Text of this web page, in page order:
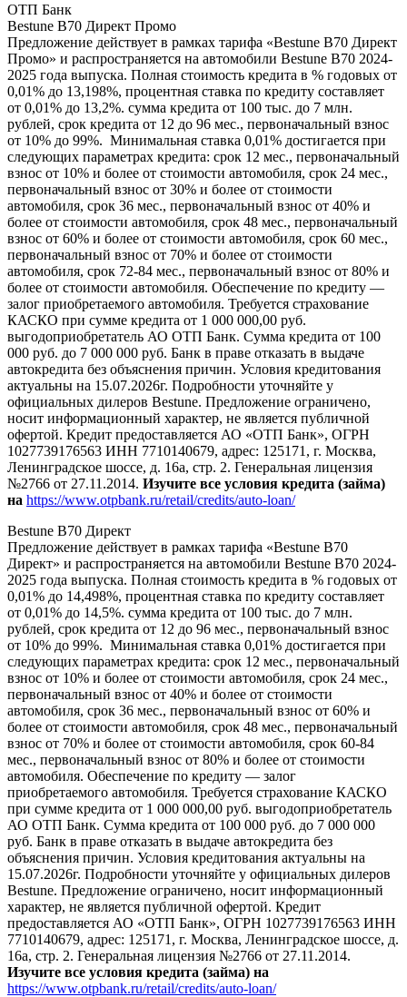
ОТП Банк
Bestune B70 Директ Промо
Предложение действует в рамках тарифа «Bestune B70 Директ
Промо» и распространяется на автомобили Bestune B70 2024-
2025 года выпуска. Полная стоимость кредита в % годовых от
0,01% до 13,198%, процентная ставка по кредиту составляет
от 0,01% до 13,2%. сумма кредита от 100 тыс. до 7 млн.
рублей, срок кредита от 12 до 96 мес., первоначальный взнос
от 10% до 99%. Минимальная ставка 0,01% достигается при
следующих параметрах кредита: срок 12 мес., первоначальный
взнос от 10% и более от стоимости автомобиля, срок 24 мес.,
первоначальный взнос от 30% и более от стоимости
автомобиля, срок 36 мес., первоначальный взнос от 40% и
более от стоимости автомобиля, срок 48 мес., первоначальный
взнос от 60% и более от стоимости автомобиля, срок 60 мес.,
первоначальный взнос от 70% и более от стоимости
автомобиля, срок 72-84 мес., первоначальный взнос от 80% и
более от стоимости автомобиля. Обеспечение по кредиту —
залог приобретаемого автомобиля. Требуется страхование
КАСКО при сумме кредита от 1 000 000,00 руб.
выгодоприобретатель АО ОТП Банк. Сумма кредита от 100
000 руб. до 7 000 000 руб. Банк в праве отказать в выдаче
автокредита без объяснения причин. Условия кредитования
актуальны на 15.07.2026г. Подробности уточняйте у
официальных дилеров Bestune. Предложение ограничено,
носит информационный характер, не является публичной
офертой. Кредит предоставляется АО «ОТП Банк», ОГРН
1027739176563 ИНН 7710140679, адрес: 125171, г. Москва,
Ленинградское шоссе, д. 16а, стр. 2. Генеральная лицензия
№2766 от 27.11.2014. Изучите все условия кредита (займа)
на https://www.otpbank.ru/retail/credits/auto-loan/
Bestune B70 Директ
Предложение действует в рамках тарифа «Bestune B70
Директ» и распространяется на автомобили Bestune B70 2024-
2025 года выпуска. Полная стоимость кредита в % годовых от
0,01% до 14,498%, процентная ставка по кредиту составляет
от 0,01% до 14,5%. сумма кредита от 100 тыс. до 7 млн.
рублей, срок кредита от 12 до 96 мес., первоначальный взнос
от 10% до 99%. Минимальная ставка 0,01% достигается при
следующих параметрах кредита: срок 12 мес., первоначальный
взнос от 10% и более от стоимости автомобиля, срок 24 мес.,
первоначальный взнос от 40% и более от стоимости
автомобиля, срок 36 мес., первоначальный взнос от 60% и
более от стоимости автомобиля, срок 48 мес., первоначальный
взнос от 70% и более от стоимости автомобиля, срок 60-84
мес., первоначальный взнос от 80% и более от стоимости
автомобиля. Обеспечение по кредиту — залог
приобретаемого автомобиля. Требуется страхование КАСКО
при сумме кредита от 1 000 000,00 руб. выгодоприобретатель
АО ОТП Банк. Сумма кредита от 100 000 руб. до 7 000 000
руб. Банк в праве отказать в выдаче автокредита без
объяснения причин. Условия кредитования актуальны на
15.07.2026г. Подробности уточняйте у официальных дилеров
Bestune. Предложение ограничено, носит информационный
характер, не является публичной офертой. Кредит
предоставляется АО «ОТП Банк», ОГРН 1027739176563 ИНН
7710140679, адрес: 125171, г. Москва, Ленинградское шоссе, д.
16а, стр. 2. Генеральная лицензия №2766 от 27.11.2014.
Изучите все условия кредита (займа) на
https://www.otpbank.ru/retail/credits/auto-loan/